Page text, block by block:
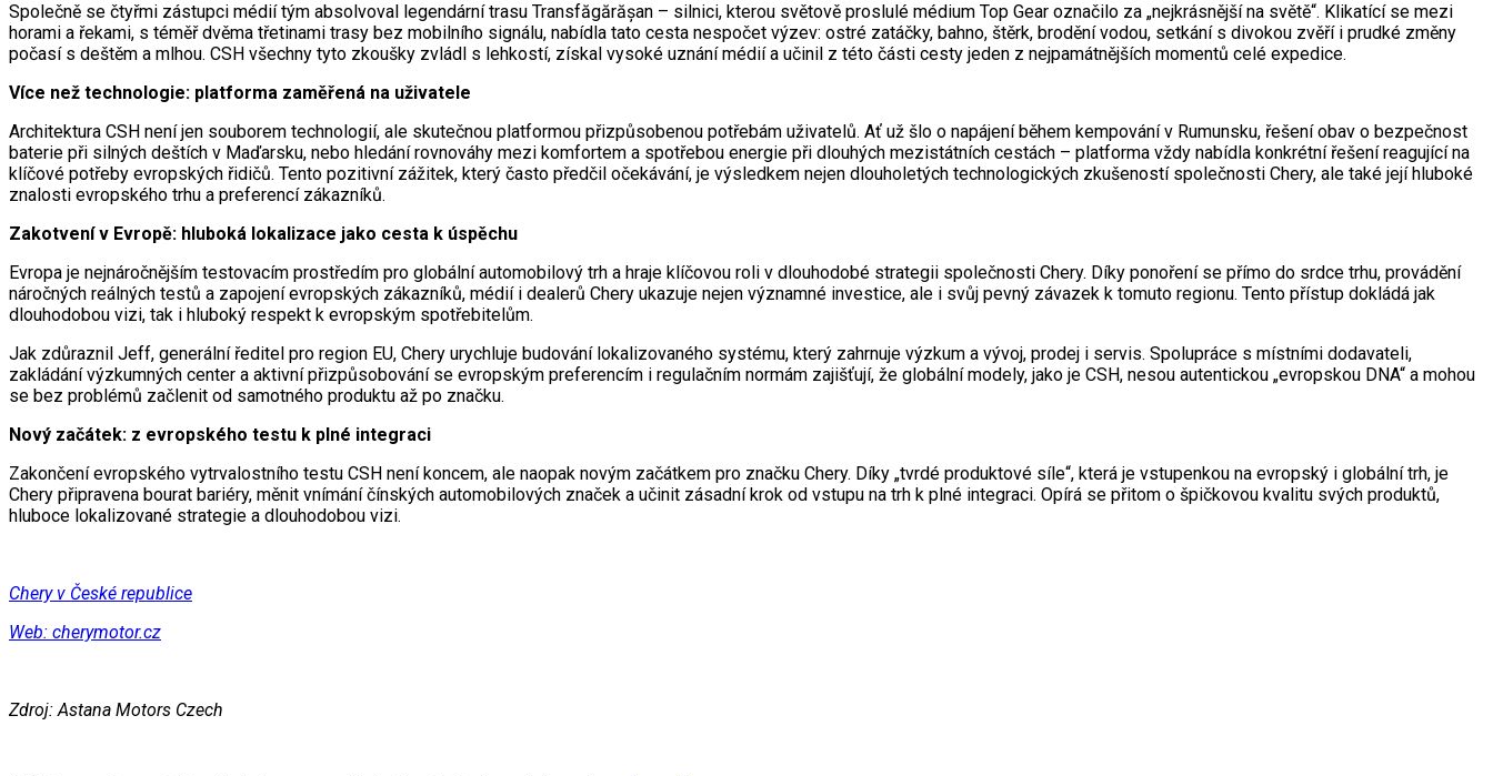
Společně se čtyřmi zástupci médií tým absolvoval legendární trasu Transfăgărășan – silnici, kterou světově proslulé médium Top Gear označilo za „nejkrásnější na světě“. Klikatící se mezi
horami a řekami, s téměř dvěma třetinami trasy bez mobilního signálu, nabídla tato cesta nespočet výzev: ostré zatáčky, bahno, štěrk, brodění vodou, setkání s divokou zvěří i prudké změny
počasí s deštěm a mlhou. CSH všechny tyto zkoušky zvládl s lehkostí, získal vysoké uznání médií a učinil z této části cesty jeden z nejpamátnějších momentů celé expedice.
Více než technologie: platforma zaměřená na uživatele
Architektura CSH není jen souborem technologií, ale skutečnou platformou přizpůsobenou potřebám uživatelů. Ať už šlo o napájení během kempování v Rumunsku, řešení obav o bezpečnost
baterie při silných deštích v Maďarsku, nebo hledání rovnováhy mezi komfortem a spotřebou energie při dlouhých mezistátních cestách – platforma vždy nabídla konkrétní řešení reagující na
klíčové potřeby evropských řidičů. Tento pozitivní zážitek, který často předčil očekávání, je výsledkem nejen dlouholetých technologických zkušeností společnosti Chery, ale také její hluboké
znalosti evropského trhu a preferencí zákazníků.
Zakotvení v Evropě: hluboká lokalizace jako cesta k úspěchu
Evropa je nejnáročnějším testovacím prostředím pro globální automobilový trh a hraje klíčovou roli v dlouhodobé strategii společnosti Chery. Díky ponoření se přímo do srdce trhu, provádění
náročných reálných testů a zapojení evropských zákazníků, médií i dealerů Chery ukazuje nejen významné investice, ale i svůj pevný závazek k tomuto regionu. Tento přístup dokládá jak
dlouhodobou vizi, tak i hluboký respekt k evropským spotřebitelům.
Jak zdůraznil Jeff, generální ředitel pro region EU, Chery urychluje budování lokalizovaného systému, který zahrnuje výzkum a vývoj, prodej i servis. Spolupráce s místními dodavateli,
zakládání výzkumných center a aktivní přizpůsobování se evropským preferencím i regulačním normám zajišťují, že globální modely, jako je CSH, nesou autentickou „evropskou DNA“ a mohou
se bez problémů začlenit od samotného produktu až po značku.
Nový začátek: z evropského testu k plné integraci
Zakončení evropského vytrvalostního testu CSH není koncem, ale naopak novým začátkem pro značku Chery. Díky „tvrdé produktové síle“, která je vstupenkou na evropský i globální trh, je
Chery připravena bourat bariéry, měnit vnímání čínských automobilových značek a učinit zásadní krok od vstupu na trh k plné integraci. Opírá se přitom o špičkovou kvalitu svých produktů,
hluboce lokalizované strategie a dlouhodobou vizi.
Chery v České republice
Web: cherymotor.cz
Zdroj: Astana Motors Czech